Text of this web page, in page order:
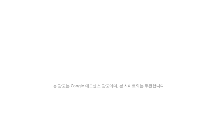
본 광고는 Google 애드센스 광고이며, 본 사이트와는 무관합니다.